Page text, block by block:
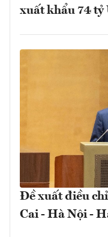
xuất khẩu 74 tỷ
Đề xuất điều
Cai - Hà Nội -